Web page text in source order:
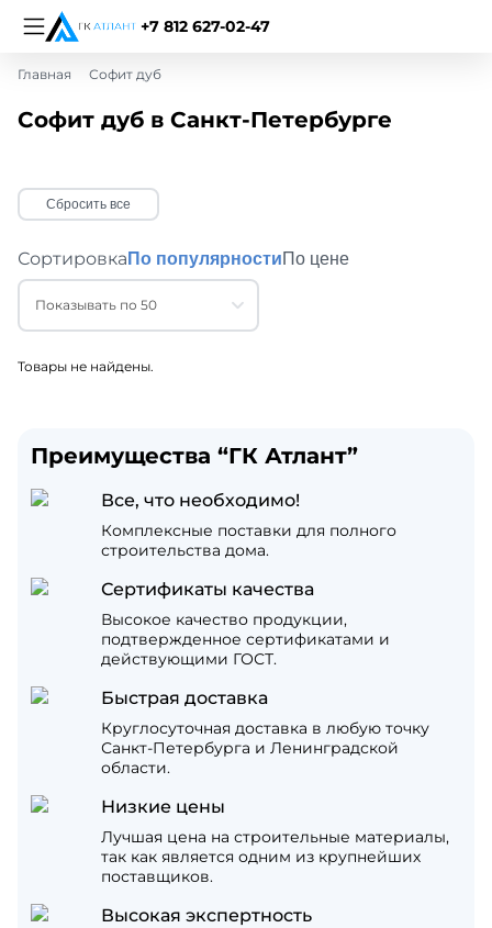
+7 812 627-02-47
Главная Софит дуб
Софит дуб в Санкт-Петербурге
Сбросить все
Сортировка По популярностиПо цене
Показывать по 50
Товары не найдены.
Преимущества “ГК Атлант”
Все, что необходимо!
Комплексные поставки для полного
строительства дома.
Сертификаты качества
Высокое качество продукции,
подтвержденное сертификатами и
действующими ГОСТ.
Быстрая доставка
Круглосуточная доставка в любую точку
Санкт-Петербурга и Ленинградской
области.
Низкие цены
Лучшая цена на строительные материалы,
так как является одним из крупнейших
поставщиков.
Высокая экспертность